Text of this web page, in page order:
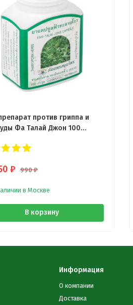
против гриппа и
Фа Талай Джон 100
₽ 990₽
в Москве
В корзину
Информация
О компании
Доставка